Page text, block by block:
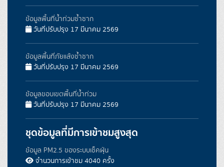
ข้อมูลพื้นที่น้ำท่วมซ้ำซาก
วันที่ปรับปรุง 17 มีนาคม 2569
ข้อมูลพื้นที่ภัยแล้งซ้ำซาก
วันที่ปรับปรุง 17 มีนาคม 2569
ข้อมูลขอบเขตพื้นที่น้ำท่วม
วันที่ปรับปรุง 17 มีนาคม 2569
ชุดข้อมูลที่มีการเข้าชมสูงสุด
ข้อมูล PM2.5 ของระบบเช็คฝุ่น
จำนวนการเข้าชม 4040 ครั้ง